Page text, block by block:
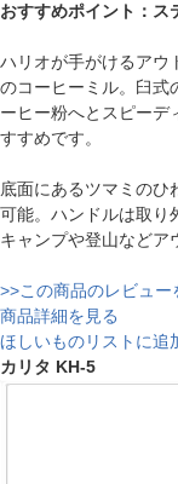
おすすめポイント：ス
ハリオが手がけるアウ
のコーヒーミル。臼式
ーヒー粉へとスピーデ
すすめです。
底面にあるツマミの
可能。ハンドルは取り
キャンプや登山などア
>>この商品のレビュー
商品詳細を見る
ほしいものリストに追
カリタ KH-5